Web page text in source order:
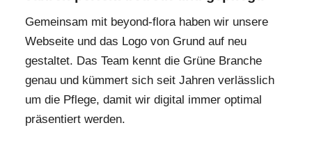
Gemeinsam mit beyond-flora haben wir unsere
Webseite und das Logo von Grund auf neu
gestaltet. Das Team kennt die Grüne Branche
genau und kümmert sich seit Jahren verlässlich
um die Pflege, damit wir digital immer optimal
präsentiert werden.